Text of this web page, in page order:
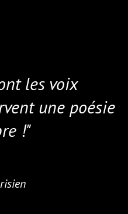
les voix
une poésie
!"